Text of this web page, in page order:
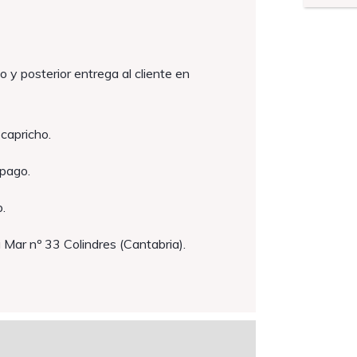
y posterior entrega al cliente en
nº 33 Colindres (Cantabria).